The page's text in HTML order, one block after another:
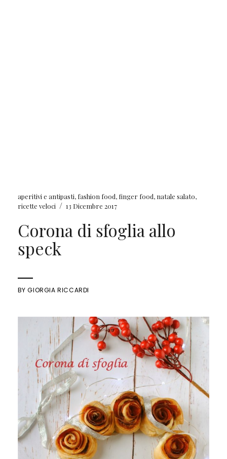
aperitivi e antipasti, fashion food, finger food, natale salato,
ricette veloci / 13 Dicembre 2017
Corona di sfoglia allo
speck
BYGIORGIA RICCARDI